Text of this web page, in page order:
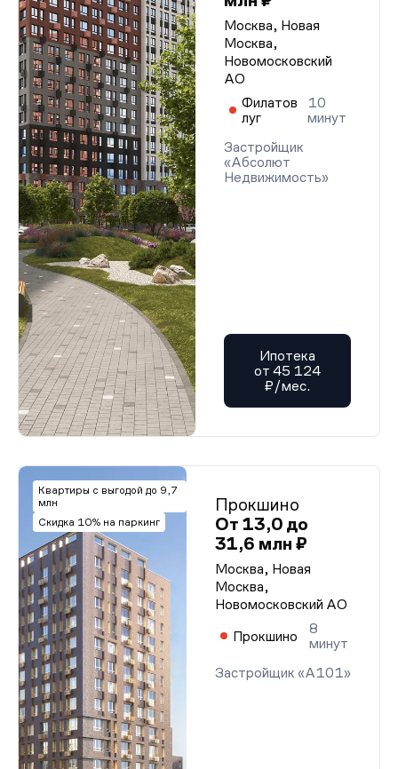
Москва, Новая
Москва,
Новомосковский
АО
Филатов
луг
10
минут
Застройщик
«Абсолют
Недвижимость»
Ипотека
от 45 124
₽/мес.
Квартиры с выгодой до 9,7
млн
Скидка 10% на паркинг
Прокшино
От 13,0 до
31,6 млн ₽
Москва, Новая
Москва,
Новомосковский АО
Прокшино
8
минут
Застройщик «А101»